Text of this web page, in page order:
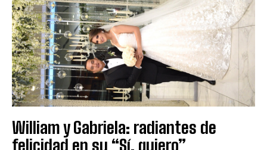
William y Gabriela: radiantes de
felicidad en su “Sí, quiero”